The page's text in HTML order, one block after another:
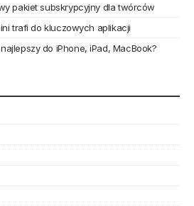
pakiet subskrypcyjny dla twórców
trafi do kluczowych aplikacji
do iPhone, iPad, MacBook?